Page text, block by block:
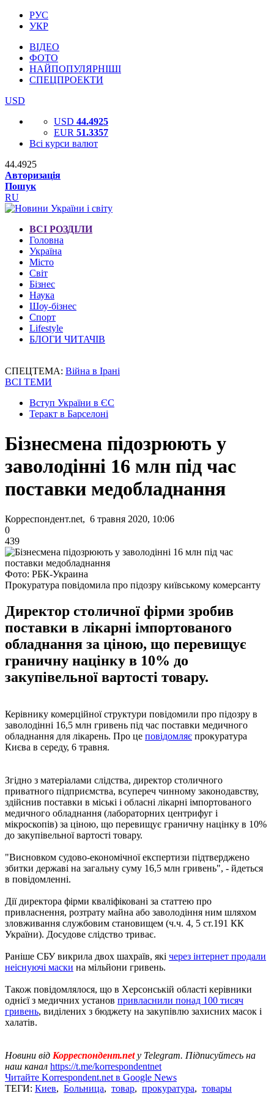
РУС
УКР
ВІДЕО
ФОТО
НАЙПОПУЛЯРНІШІ
СПЕЦПРОЕКТИ
USD
USD 44.4925
EUR 51.3357
Всі курси валют
44.4925
Авторизація
Пошук
RU
ВСІ РОЗДІЛИ
Головна
Україна
Місто
Світ
Бізнес
Наука
Шоу-бізнес
Спорт
Lifestyle
БЛОГИ ЧИТАЧІВ
СПЕЦТЕМА: Війна в Ірані
ВСІ ТЕМИ
Вступ України в ЄС
Теракт в Барселоні
Бізнесмена підозрюють у
заволодінні 16 млн під час
поставки медобладнання
Корреспондент.net, 6 травня 2020, 10:06
0
439
Фото: РБК-Украина
Прокуратура повідомила про підозру київському комерсанту
Директор столичної фірми зробив
поставки в лікарні імпортованого
обладнання за ціною, що перевищує
граничну націнку в 10% до
закупівельної вартості товару.
Керівнику комерційної структури повідомили про підозру в
заволодінні 16,5 млн гривень під час поставки медичного
обладнання для лікарень. Про це повідомляє прокуратура
Києва в середу, 6 травня.
Згідно з матеріалами слідства, директор столичного
приватного підприємства, всупереч чинному законодавству,
здійснив поставки в міські і обласні лікарні імпортованого
медичного обладнання (лабораторних центрифуг і
мікроскопів) за ціною, що перевищує граничну націнку в 10%
до закупівельної вартості товару.
"Висновком судово-економічної експертизи підтверджено
збитки державі на загальну суму 16,5 млн гривень", - йдеться
в повідомленні.
Дії директора фірми кваліфіковані за статтею про
привласнення, розтрату майна або заволодіння ним шляхом
зловживання службовим становищем (ч.ч. 4, 5 ст.191 КК
України). Досудове слідство триває.
Раніше СБУ викрила двох шахраїв, які через інтернет продали
неіснуючі маски на мільйони гривень.
Також повідомлялося, що в Херсонській області керівники
однієї з медичних установ привласнили понад 100 тисяч
гривень, виділених з бюджету на закупівлю захисних масок і
халатів.
Новини від Корреспондент.net у Telegram. Підписуйтесь на
наш канал https://t.me/korrespondentnet
Читайте Korrespondent.net в Google News
ТЕГИ: Киев, Больница, товар, прокуратура, товары